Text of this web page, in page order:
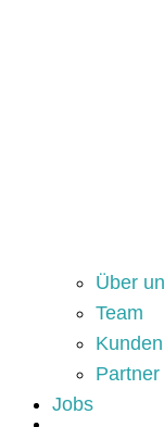
Über
Team
Kunden
Partner
Jobs